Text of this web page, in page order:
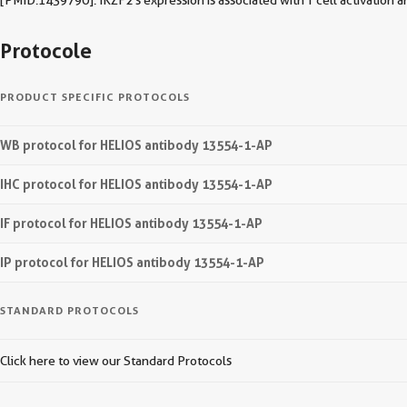
Protocole
PRODUCT SPECIFIC PROTOCOLS
WB protocol for HELIOS antibody 13554-1-AP
IHC protocol for HELIOS antibody 13554-1-AP
IF protocol for HELIOS antibody 13554-1-AP
IP protocol for HELIOS antibody 13554-1-AP
STANDARD PROTOCOLS
Click here to view our Standard Protocols